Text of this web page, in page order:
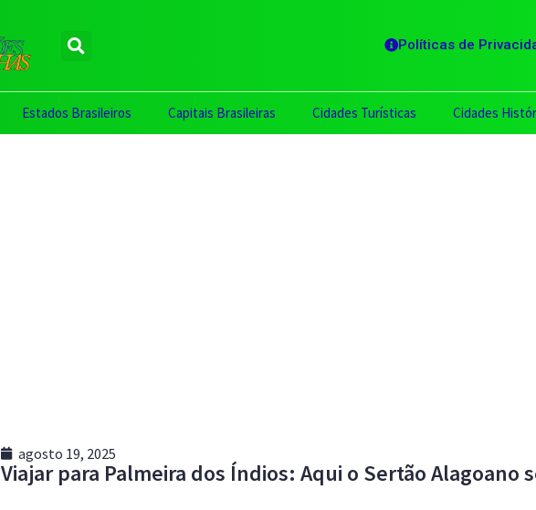
Políticas de
Estados Brasileiros Capitais Brasileiras Cidades Turísticas Cidades
agosto 19, 2025
Viajar para Palmeira dos Índios: Aqui o Sertão Alagoano